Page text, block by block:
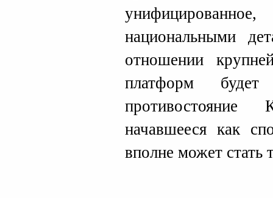
национальными
отношении
платформ
начавшееся как
вполне может стать